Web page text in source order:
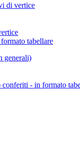
di vertice
tabellare
generali)
- in formato